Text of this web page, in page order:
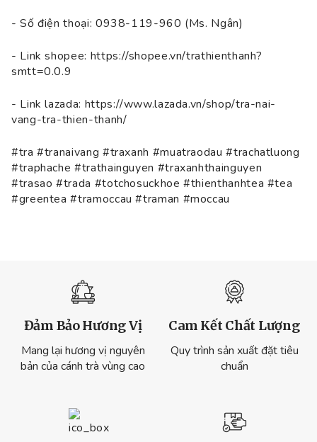
- Số điện thoại: 0938-119-960 (Ms. Ngân)
- Link shopee: https://shopee.vn/trathienthanh?
smtt=0.0.9
- Link lazada: https://www.lazada.vn/shop/tra-nai-
vang-tra-thien-thanh/
#tra #tranaivang #traxanh #muatraodau #trachatluong
#traphache #trathainguyen #traxanhthainguyen
#trasao #trada #totchosuckhoe #thienthanhtea #tea
#greentea #tramoccau #traman #moccau
Đảm Bảo Hương Vị
Mang lại hương vị nguyên
bản của cánh trà vùng cao
Cam Kết Chất Lượng
Quy trình sản xuất đặt tiêu
chuẩn